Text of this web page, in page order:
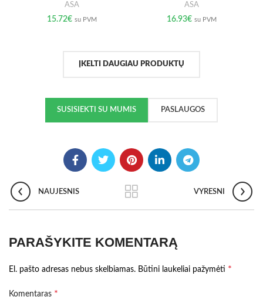
ASA
15.72€ su PVM
ASA
16.93€ su PVM
ĮKELTI DAUGIAU PRODUKTŲ
SUSISIEKTI SU MUMIS PASLAUGOS
NAUJESNIS VYRESNI
PARAŠYKITE KOMENTARĄ
El. pašto adresas nebus skelbiamas. Būtini laukeliai pažymėti *
Komentaras *